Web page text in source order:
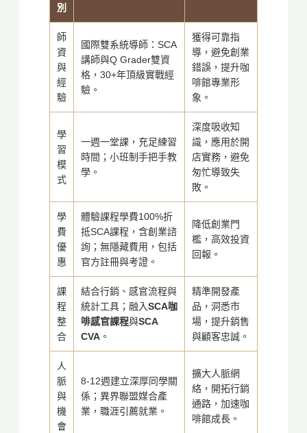
別
師
資
與
經
驗
國際雙系統導師：SCA
講師與Q Grader雙資
格，30+年頂級實戰經
驗。
獲得可靠指
導，避免創業
錯誤，提升咖
啡館專業形
象。
學
習
模
式
一週一堂課，充足練習
時間；小班制手把手教
學。
深度吸收知
識，應用於開
店實務，避免
匆忙導致失
敗。
學
費
優
惠
體驗課程學費100%折
抵SCA課程，含創業諮
詢；無隱藏費用，包括
官方註冊與考證。
降低創業門
檻，高效投資
回報。
課
程
整
合
結合行銷、感官流程與
統計工具；融入SCA咖
啡感官課程與SCA
CVA。
精準開發產
品，洞悉市
場，提升銷售
與顧客忠誠。
人
脈
與
機
會
8-12週建立深厚同學關
係；異界聯盟媒合產
業，職涯引薦就業。
擴大人脈網
絡，開拓行銷
通路，加速咖
啡館成長。